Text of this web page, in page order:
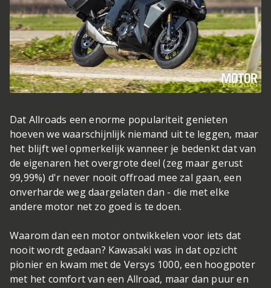
Dat Allroads een enorme populariteit genieten
hoeven we waarschijnlijk niemand uit te leggen, maar
het blijft wel opmerkelijk wanneer je bedenkt dat van
de eigenaren het overgrote deel (zeg maar gerust
99,99%) d'r never nooit offroad mee zal gaan, een
onverharde weg daargelaten dan - die met elke
andere motor net zo goed is te doen.
Waarom dan een motor ontwikkelen voor iets dat
nooit wordt gedaan? Kawasaki was in dat opzicht
pionier en kwam met de Versys 1000, een hoogpoter
met het comfort van een Allroad, maar dan puur en